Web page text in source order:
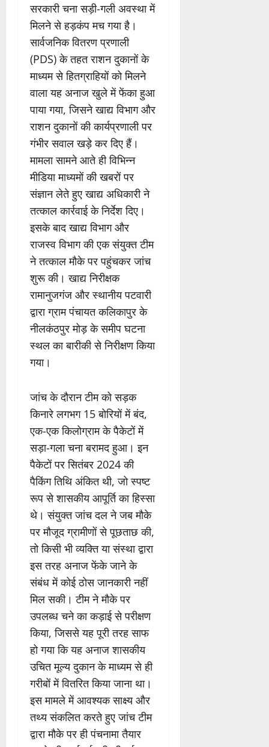
सरकारी चना सड़ी-गली अवस्था में
मिलने से हड़कंप मच गया है।
सार्वजनिक वितरण प्रणाली
(PDS) के तहत राशन दुकानों के
माध्यम से हितग्राहियों को मिलने
वाला यह अनाज खुले में फेंका हुआ
पाया गया, जिसने खाद्य विभाग और
राशन दुकानों की कार्यप्रणाली पर
गंभीर सवाल खड़े कर दिए हैं।
मामला सामने आते ही विभिन्न
मीडिया माध्यमों की खबरों पर
संज्ञान लेते हुए खाद्य अधिकारी ने
तत्काल कार्रवाई के निर्देश दिए।
इसके बाद खाद्य विभाग और
राजस्व विभाग की एक संयुक्त टीम
ने तत्काल मौके पर पहुंचकर जांच
शुरू की। खाद्य निरीक्षक
रामानुजगंज और स्थानीय पटवारी
द्वारा ग्राम पंचायत कलिकापुर के
नीलकंठपुर मोड़ के समीप घटना
स्थल का बारीकी से निरीक्षण किया
गया।
जांच के दौरान टीम को सड़क
किनारे लगभग 15 बोरियों में बंद,
एक-एक किलोग्राम के पैकेटों में
सड़ा-गला चना बरामद हुआ। इन
पैकेटों पर सितंबर 2024 की
पैकिंग तिथि अंकित थी, जो स्पष्ट
रूप से शासकीय आपूर्ति का हिस्सा
थे। संयुक्त जांच दल ने जब मौके
पर मौजूद ग्रामीणों से पूछताछ की,
तो किसी भी व्यक्ति या संस्था द्वारा
इस तरह अनाज फेंके जाने के
संबंध में कोई ठोस जानकारी नहीं
मिल सकी। टीम ने मौके पर
उपलब्ध चने का कड़ाई से परीक्षण
किया, जिससे यह पूरी तरह साफ
हो गया कि यह अनाज शासकीय
उचित मूल्य दुकान के माध्यम से ही
गरीबों में वितरित किया जाना था।
इस मामले में आवश्यक साक्ष्य और
तथ्य संकलित करते हुए जांच टीम
द्वारा मौके पर ही पंचनामा तैयार